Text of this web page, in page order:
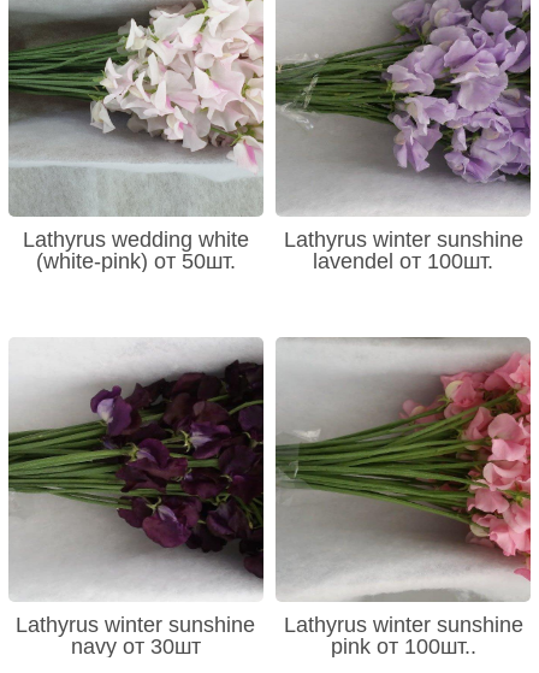
Lathyrus wedding white
(white-pink) от 50шт.
Lathyrus winter sunshine
lavendel от 100шт.
Lathyrus winter sunshine
navy от 30шт
Lathyrus winter sunshine
pink от 100шт..